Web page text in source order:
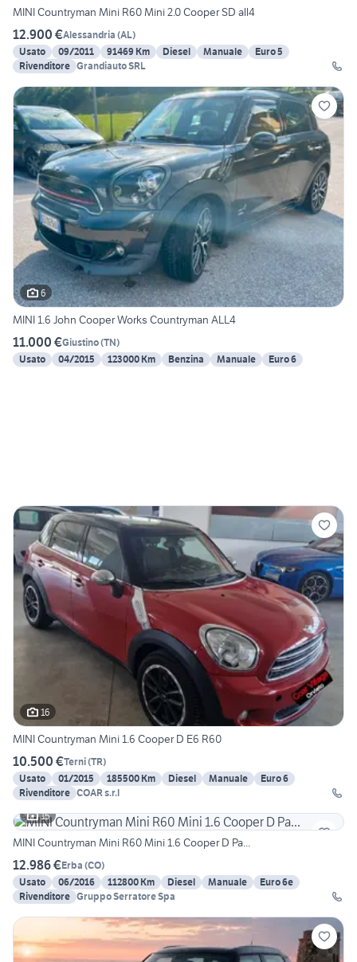
MINI Countryman Mini R60 Mini 2.0 Cooper SD all4
12.900 €Alessandria (AL)
Usato
09/2011 91469 Km Diesel Manuale
Euro 5
Rivenditore Grandiauto SRL
6
MINI 1.6 John Cooper Works Countryman ALL4
11.000 €Giustino(TN)
Usato
04/2015 123000 Km Benzina Manuale Euro 6
16
MINI Countryman Mini 1.6 Cooper D E6 R60
10.500 €Terni(TR)
Usato
01/2015 185500 Km Diesel Manuale
Euro 6
Rivenditore COAR s.r.l
15
MINI Countryman Mini R60 Mini 1.6 Cooper D Pa...
12.986 €Erba (CO)
Usato
06/2016 112800 Km Diesel Manuale
Euro 6e
Rivenditore Gruppo Serratore Spa